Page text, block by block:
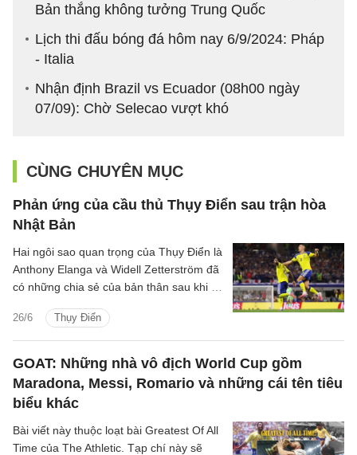
Bản thắng không tưởng Trung Quốc
Lịch thi đấu bóng đá hôm nay 6/9/2024: Pháp
- Italia
Nhận định Brazil vs Ecuador (08h00 ngày
07/09): Chờ Selecao vượt khó
CÙNG CHUYÊN MỤC
Phản ứng của cầu thủ Thụy Điển sau trận hòa
Nhật Bản
26/6 Thụy Điển
Hai ngôi sao quan trọng của Thụy Điển là
Anthony Elanga và Widell Zetterström đã
có những chia sẻ của bản thân sau khi có
vào vòng knock-out.
GOAT: Những nhà vô địch World Cup gồm
Maradona, Messi, Romario và những cái tên tiêu
biểu khác
Bài viết này thuộc loạt bài Greatest Of All
Time của The Athletic. Tạp chí này sẽ